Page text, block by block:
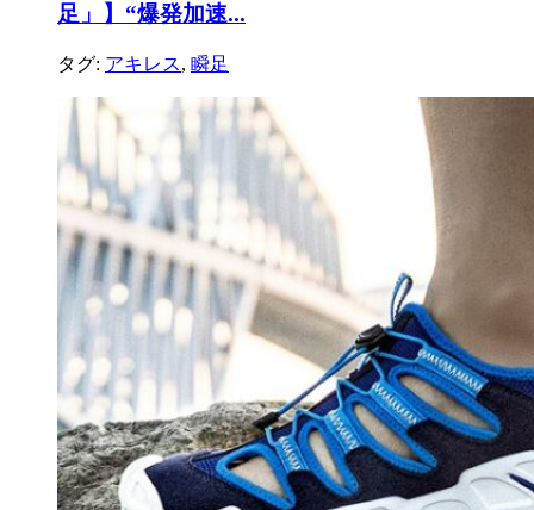
足」】“爆発加速...
タグ: アキレス, 瞬足